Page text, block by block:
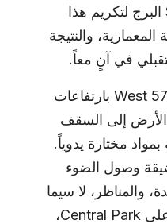
صممت SHoP Architects البرج لتكريم هذا
والنتيجة
في آنٍ معاً.
تتميز وحدات 111 West 57th Street بارتفاعات
الأرض إلى السقف
مختارة يدوياً.
وصول الضوء
والمناظر، لا سيما
من الطوابق العليا المطلة على Central Park،